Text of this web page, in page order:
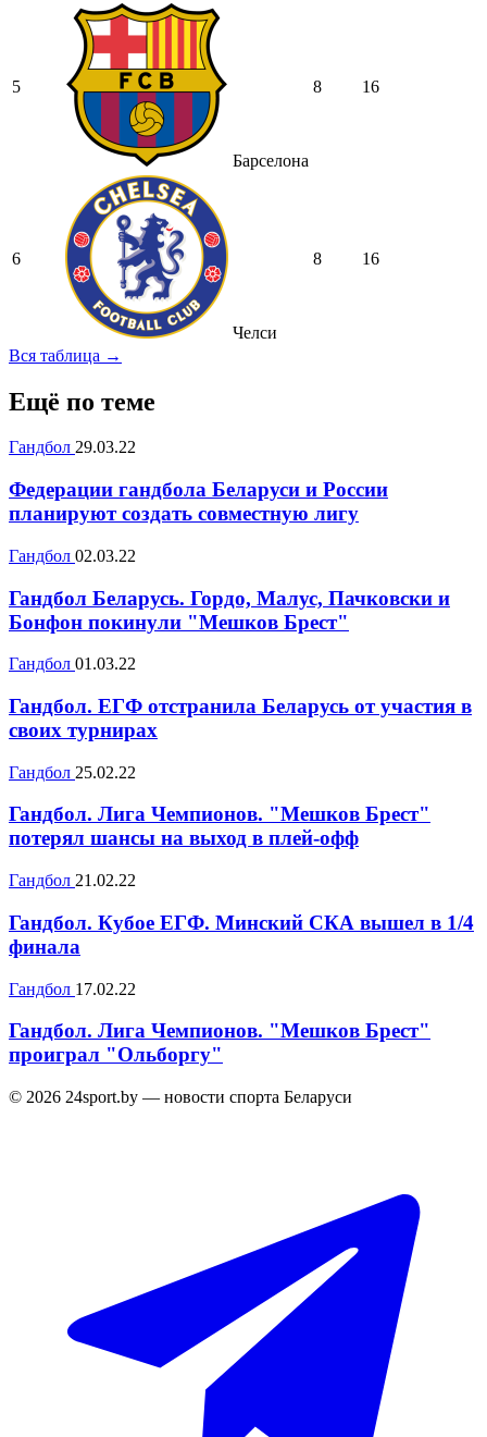
5
Барселона
8 16
6
Челси
8 16
Вся таблица →
Ещё по теме
Гандбол 29.03.22
Федерации гандбола Беларуси и России
планируют создать совместную лигу
Гандбол 02.03.22
Гандбол Беларусь. Гордо, Малус, Пачковски и
Бонфон покинули "Мешков Брест"
Гандбол 01.03.22
Гандбол. ЕГФ отстранила Беларусь от участия в
своих турнирах
Гандбол 25.02.22
Гандбол. Лига Чемпионов. "Мешков Брест"
потерял шансы на выход в плей-офф
Гандбол 21.02.22
Гандбол. Кубое ЕГФ. Минский СКА вышел в 1/4
финала
Гандбол 17.02.22
Гандбол. Лига Чемпионов. "Мешков Брест"
проиграл "Ольборгу"
© 2026 24sport.by — новости спорта Беларуси